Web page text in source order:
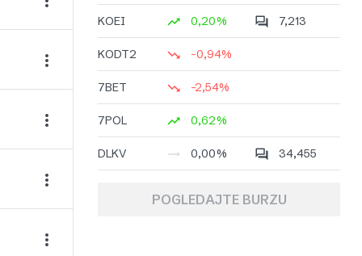
KOEI 0,20% 7,213
KODT2 -0,94%
7BET -2,54%
7POL 0,62%
DLKV 0,00% 34,455
POGLEDAJTE BURZU